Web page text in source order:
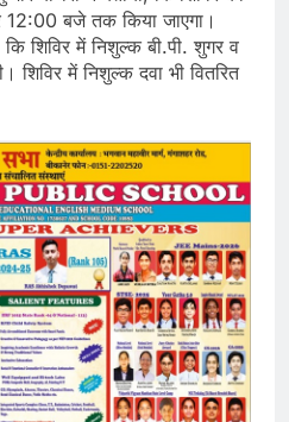
बजे तक किया जाएगा।
शिविर में निशुल्क बी.पी. शुगर व
शिविर में निशुल्क दवा भी वितरित